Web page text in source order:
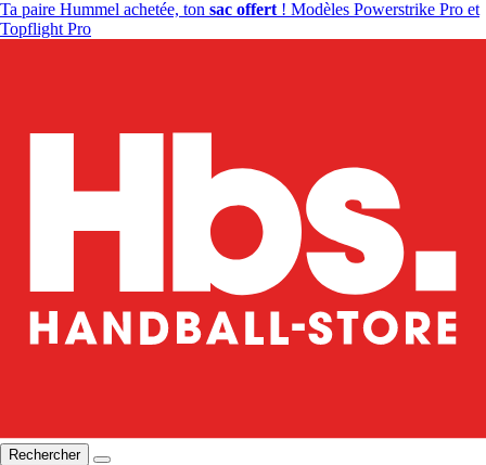
Ta paire Hummel achetée, ton sac offert ! Modèles Powerstrike Pro et
Topflight Pro
Rechercher